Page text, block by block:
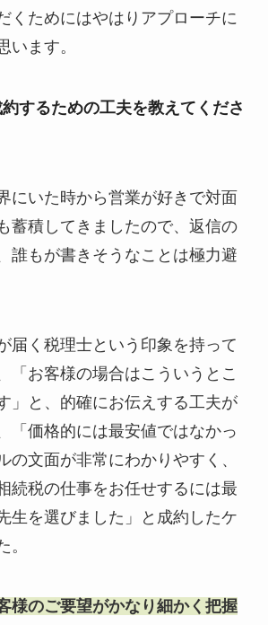
くためにはやはりアプローチに
います。
するための工夫を教えてくださ
にいた時から営業が好きで対面
蓄積してきましたので、返信の
誰もが書きそうなことは極力避
届く税理士という印象を持って
「お客様の場合はこういうとこ
」と、的確にお伝えする工夫が
「価格的には最安値ではなかっ
の文面が非常にわかりやすく、
続税の仕事をお任せするには最
生を選びました」と成約したケ
。
様のご要望がかなり細かく把握